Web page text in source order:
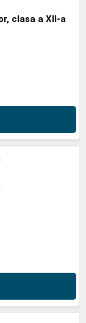
clasa a XII-a